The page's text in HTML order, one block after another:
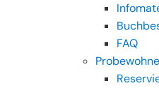
FAQ